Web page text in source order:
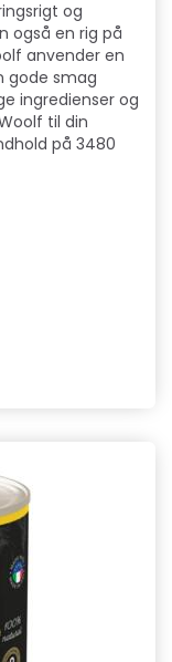
og
også en rig på
anvender en
gode smag
ingredienser og
til din
på 3480